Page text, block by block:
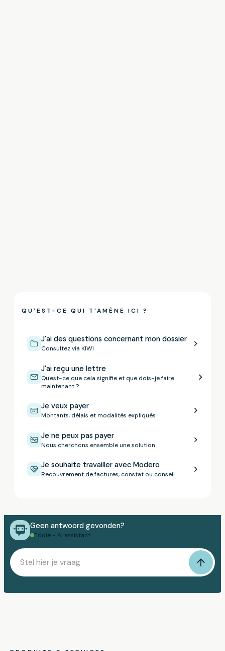
QU'EST-CE QUI T'AMÈNE ICI ?
J'ai des questions concernant mon dossier
Consultez via KIWI
J'ai reçu une lettre
Qu'est-ce que cela signifie et que dois-je faire
maintenant ?
Je veux payer
Montants, délais et modalités expliqués
Je ne peux pas payer
Nous cherchons ensemble une solution
Je souhaite travailler avec Modero
Recouvrement de factures, constat ou conseil
Geen antwoord gevonden?
Eddie - AI assistant